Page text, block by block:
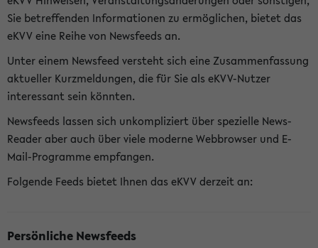
Sie betreffenden Informationen zu ermöglichen, bietet das
eKVV eine Reihe von Newsfeeds an.
Unter einem Newsfeed versteht sich eine Zusammenfassung
aktueller Kurzmeldungen, die für Sie als eKVV-Nutzer
interessant sein könnten.
Newsfeeds lassen sich unkompliziert über spezielle News-
Reader aber auch über viele moderne Webbrowser und E-
Mail-Programme empfangen.
Folgende Feeds bietet Ihnen das eKVV derzeit an:
Persönliche Newsfeeds